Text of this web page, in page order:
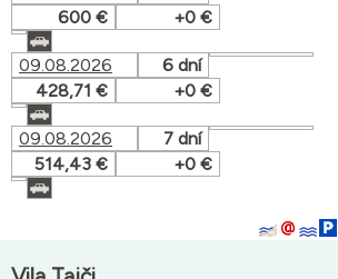
600 €
+0 €
09.08.2026
6 dní
428,71 €
+0 €
09.08.2026
7 dní
514,43 €
+0 €